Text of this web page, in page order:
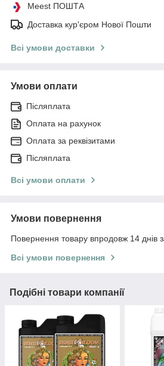
Meest ПОШТА
Доставка кур'єром Нової Пошти
Всі умови доставки
Умови оплати
Післяплата
Оплата на рахунок
Оплата за реквізитами
Післяплата
Всі умови оплати
Умови повернення
Повернення товару впродовж 14 днів
Всі умови повернення
Подібні товари компанії